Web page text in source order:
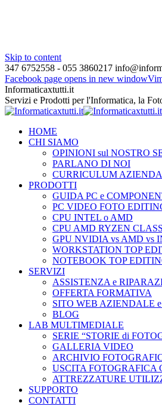
Skip to content
347 6752558 - 055 3860217
Facebook page opens in new window
Informaticaxtutti.it
Servizi e Prodotti per l'Informatica, la
HOME
CHI SIAMO
OPINIONI sul NOSTRO
PARLANO DI NOI
CURRICULUM
PRODOTTI
GUIDA PC e
PC VIDEO FOTO
CPU INTEL o AMD
CPU AMD RYZEN
GPU NVIDIA vs AMD vs
WORKSTATION TOP
NOTEBOOK TOP
SERVIZI
ASSISTENZA e
OFFERTA FORMATIVA
SITO WEB AZIENDALE
BLOG
LAB MULTIMEDIALE
SERIE “STORIE di
GALLERIA VIDEO
ARCHIVIO
USCITA FOTOGRAFICA
ATTREZZATURE
SUPPORTO
CONTATTI